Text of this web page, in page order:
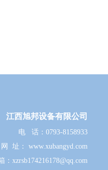
江西旭邦设备有限公司
电 话： 0793-8158933
网 址：
www.xubangyd.com
：xzrsb174216178@qq.com